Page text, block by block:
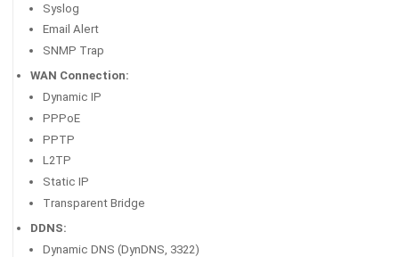
Syslog
Email Alert
SNMP Trap
WAN Connection:
Dynamic IP
PPPoE
PPTP
L2TP
Static IP
Transparent Bridge
DDNS:
Dynamic DNS (DynDNS, 3322)